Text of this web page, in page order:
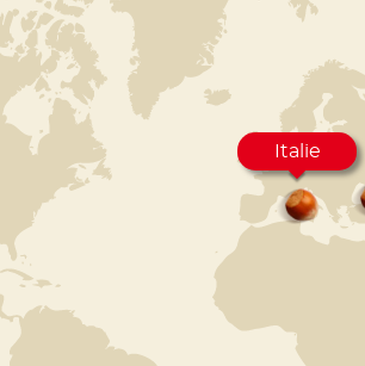
Italie